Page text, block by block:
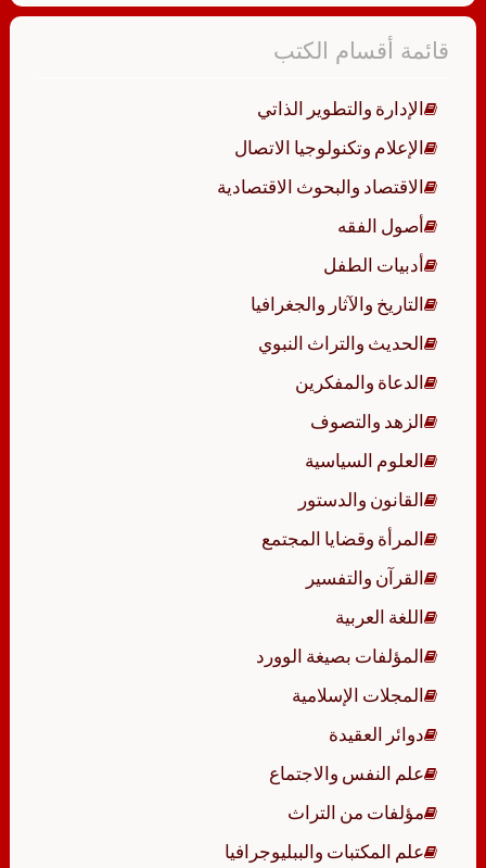
قائمة أقسام الكتب
الإدارة والتطوير الذاتي
الإعلام وتكنولوجيا الاتصال
الاقتصاد والبحوث الاقتصادية
أصول الفقه
أدبيات الطفل
التاريخ والآثار والجغرافيا
الحديث والتراث النبوي
الدعاة والمفكرين
الزهد والتصوف
العلوم السياسية
القانون والدستور
المرأة وقضايا المجتمع
القرآن والتفسير
اللغة العربية
المؤلفات بصيغة الوورد
المجلات الإسلامية
دوائر العقيدة
علم النفس والاجتماع
مؤلفات من التراث
علم المكتبات والببليوجرافيا